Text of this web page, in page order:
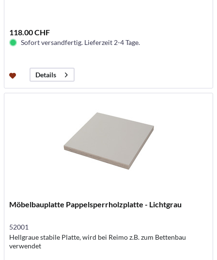
118.00 CHF
Sofort versandfertig. Lieferzeit 2-4 Tage.
Details
Möbelbauplatte Pappelsperrholzplatte - Lichtgrau
52001
Hellgraue stabile Platte, wird bei Reimo z.B. zum Bettenbau
verwendet